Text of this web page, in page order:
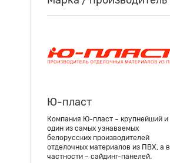
Ю-пласт
Компания Ю-пласт – крупнейший и
один из самых узнаваемых
белорусских производителей
отделочных материалов из ПВХ, а в
частности – сайдинг-панелей.